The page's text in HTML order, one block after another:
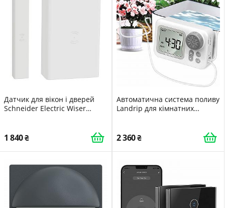
Датчик для вікон і дверей
Schneider Electric Wiser
1 840
Автоматична система поливу
Landrip для кімнатних
рослин
2 360